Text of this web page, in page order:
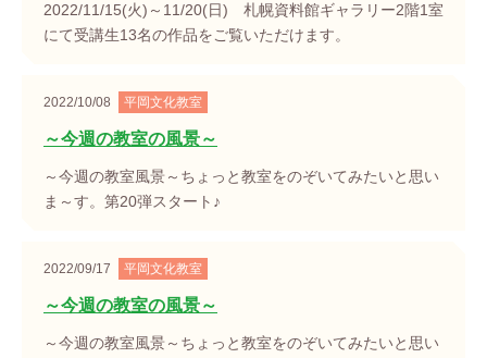
2022/11/15(火)～11/20(日) 札幌資料館ギャラリー2階1室
にて受講生13名の作品をご覧いただけます。
2022/10/08 平岡文化教室
～今週の教室の風景～
～今週の教室風景～ちょっと教室をのぞいてみたいと思い
ま～す。第20弾スタート♪
2022/09/17 平岡文化教室
～今週の教室の風景～
～今週の教室風景～ちょっと教室をのぞいてみたいと思い